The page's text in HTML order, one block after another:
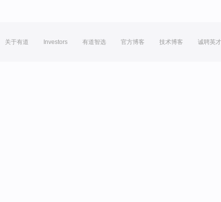
关于有道 Investors 有道智选 官方博客 技术博客 诚聘英才